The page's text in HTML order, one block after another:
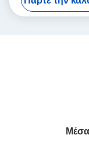
παιχνίδι